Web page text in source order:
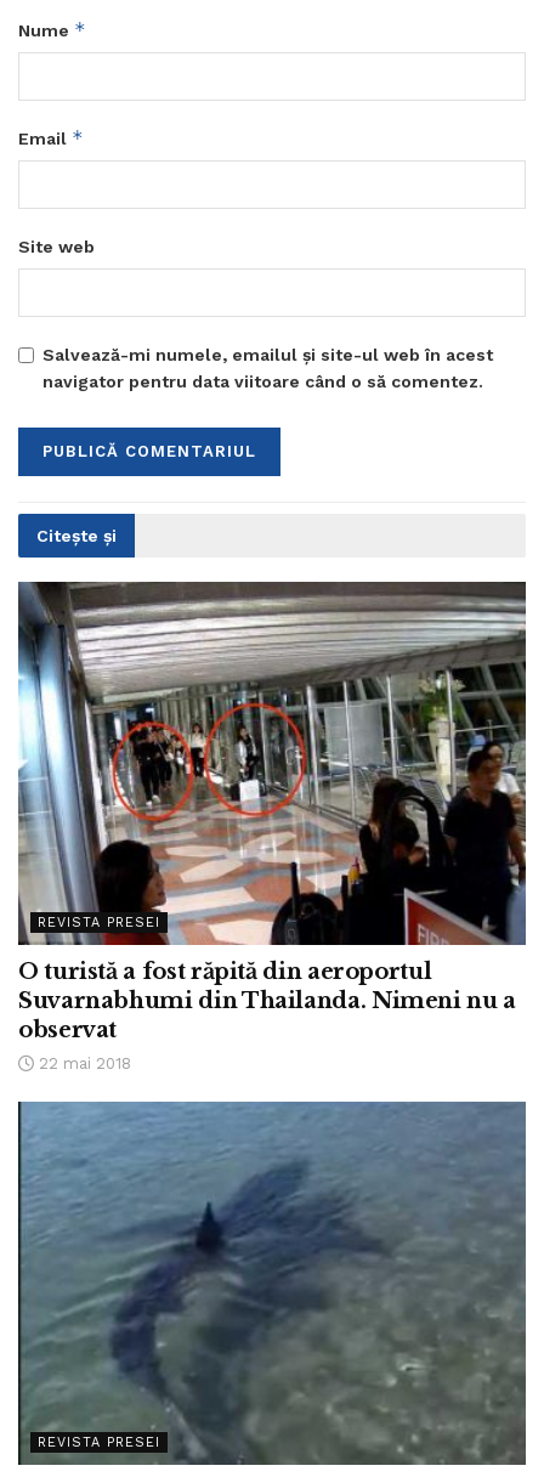
Nume *
Email *
Site web
Salvează-mi numele, emailul și site-ul web în acest
navigator pentru data viitoare când o să comentez.
Citește și
REVISTA PRESEI
O turistă a fost răpită din aeroportul
Suvarnabhumi din Thailanda. Nimeni nu a
observat
22 mai 2018
REVISTA PRESEI